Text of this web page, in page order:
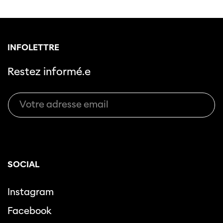
INFOLETTRE
Restez informé.e
SOCIAL
Instagram
Facebook